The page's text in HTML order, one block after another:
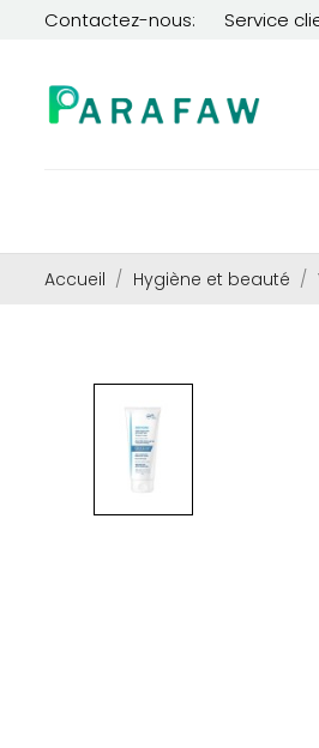
Contactez-nous: Service
Accueil Hygiène et beauté